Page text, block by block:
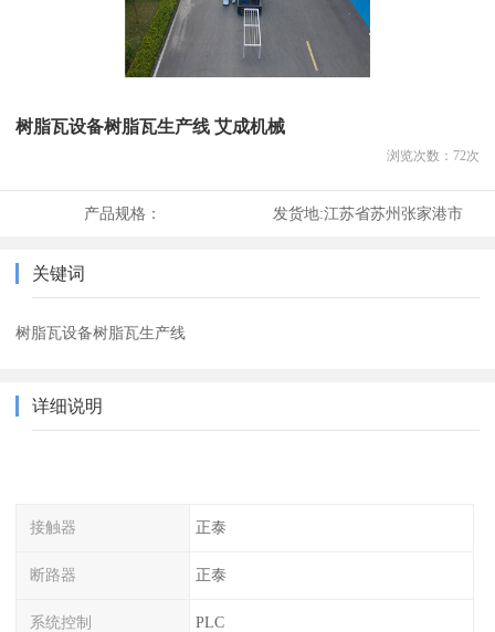
树脂瓦设备树脂瓦生产线 艾成机械
浏览次数： 72次
产品规格： 发货地:江苏省苏州张家港市
关键词
树脂瓦设备树脂瓦生产线
详细说明
接触器 正泰
断路器 正泰
系统控制 PLC